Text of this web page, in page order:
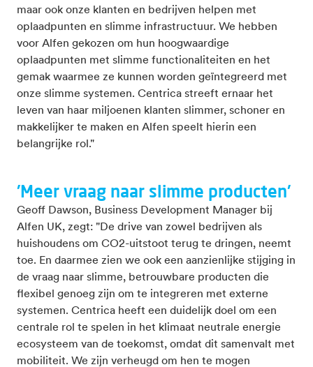
maar ook onze klanten en bedrijven helpen met
oplaadpunten en slimme infrastructuur. We hebben
voor Alfen gekozen om hun hoogwaardige
oplaadpunten met slimme functionaliteiten en het
gemak waarmee ze kunnen worden geïntegreerd met
onze slimme systemen. Centrica streeft ernaar het
leven van haar miljoenen klanten slimmer, schoner en
makkelijker te maken en Alfen speelt hierin een
belangrijke rol."
'Meer vraag naar slimme producten'
Geoff Dawson, Business Development Manager bij
Alfen UK, zegt: "De drive van zowel bedrijven als
huishoudens om CO2-uitstoot terug te dringen, neemt
toe. En daarmee zien we ook een aanzienlijke stijging in
de vraag naar slimme, betrouwbare producten die
flexibel genoeg zijn om te integreren met externe
systemen. Centrica heeft een duidelijk doel om een
centrale rol te spelen in het klimaat neutrale energie
ecosysteem van de toekomst, omdat dit samenvalt met
mobiliteit. We zijn verheugd om hen te mogen